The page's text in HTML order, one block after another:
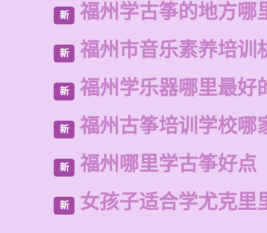
新 福州学古筝的地方哪
新 福州市音乐素养培训
新 福州学乐器哪里最好
新 福州古筝培训学校哪
新 福州哪里学古筝好点
新 女孩子适合学尤克里